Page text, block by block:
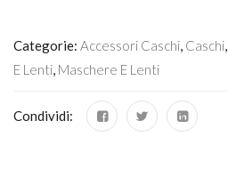
Categorie: Accessori Caschi, Caschi,
E Lenti, Maschere E Lenti
Condividi: